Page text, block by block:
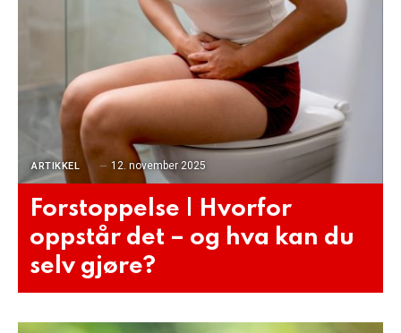
ARTIKKEL 12. november 2025
Forstoppelse | Hvorfor
oppstår det – og hva kan du
selv gjøre?